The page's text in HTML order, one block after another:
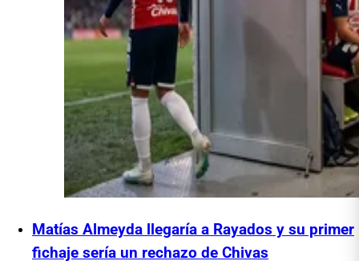
Matías Almeyda llegaría a Rayados y su primer
fichaje sería un rechazo de Chivas